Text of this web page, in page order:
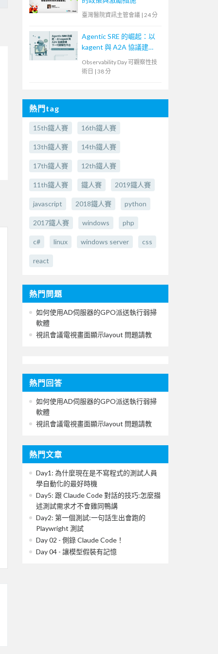
臺灣醫院資訊主管會議 | 24 分
Agentic SRE 的崛起：以
kagent 與 A2A 協議建構
下一代觀察性平台
Observability Day 可觀察性技
術日 | 38 分
熱門tag
15th鐵人賽 16th鐵人賽
13th鐵人賽 14th鐵人賽
17th鐵人賽 12th鐵人賽
11th鐵人賽 鐵人賽 2019鐵人賽
javascript 2018鐵人賽 python
2017鐵人賽 windows php
c# linux windows server css
react
熱門問題
如何使用AD伺服器的GPO派送執行弱掃
軟體
視訊會議電視畫面顯示layout 問題請教
熱門回答
如何使用AD伺服器的GPO派送執行弱掃
軟體
視訊會議電視畫面顯示layout 問題請教
熱門文章
Day1: 為什麼現在是不寫程式的測試人員
學自動化的最好時機
Day5: 跟 Claude Code 對話的技巧:怎麼描
述測試需求才不會雞同鴨講
Day2: 第一個測試:一句話生出會跑的
Playwright 測試
Day 02 - 側錄 Claude Code！
Day 04 - 讓模型假裝有記憶